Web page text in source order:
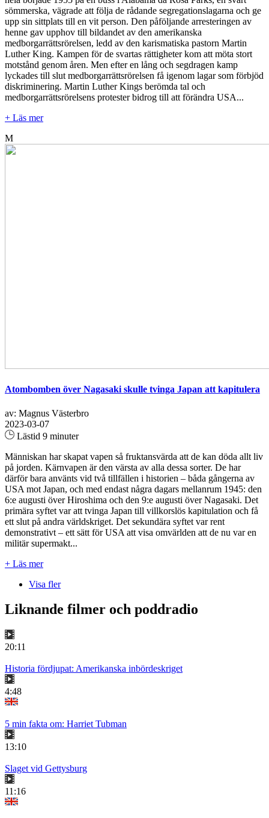
sömmerska, vägrade att följa de rådande segregationslagarna och ge
upp sin sittplats till en vit person. Den påföljande arresteringen av
henne gav upphov till bildandet av den amerikanska
medborgarrättsrörelsen, ledd av den karismatiska pastorn Martin
Luther King. Kampen för de svartas rättigheter kom att möta stort
motstånd genom åren. Men efter en lång och segdragen kamp
lyckades till slut medborgarrättsrörelsen få igenom lagar som förbjöd
diskriminering. Martin Luther Kings berömda tal och
medborgarrättsrörelsens protester bidrog till att förändra USA...
+ Läs mer
M
Atombomben över Nagasaki skulle tvinga Japan att kapitulera
av: Magnus Västerbro
2023-03-07
Lästid 9 minuter
Människan har skapat vapen så fruktansvärda att de kan döda allt liv
på jorden. Kärnvapen är den värsta av alla dessa sorter. De har
därför bara använts vid två tillfällen i historien – båda gångerna av
USA mot Japan, och med endast några dagars mellanrum 1945: den
6:e augusti över Hiroshima och den 9:e augusti över Nagasaki. Det
primära syftet var att tvinga Japan till villkorslös kapitulation och få
ett slut på andra världskriget. Det sekundära syftet var rent
demonstrativt – ett sätt för USA att visa omvärlden att de nu var en
militär supermakt...
+ Läs mer
Visa fler
Liknande filmer och poddradio
20:11
Historia fördjupat: Amerikanska inbördeskriget
4:48
5 min fakta om: Harriet Tubman
13:10
Slaget vid Gettysburg
11:16